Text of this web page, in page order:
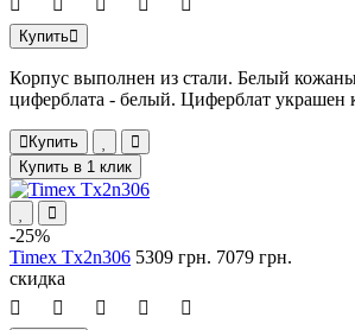
Купить
Корпус выполнен из стали. Белый
циферблата - белый. Циферблат украшен
Купить
Купить в 1 клик
-25%
Timex Tx2n306 5309 грн. 7079 грн.
скидка